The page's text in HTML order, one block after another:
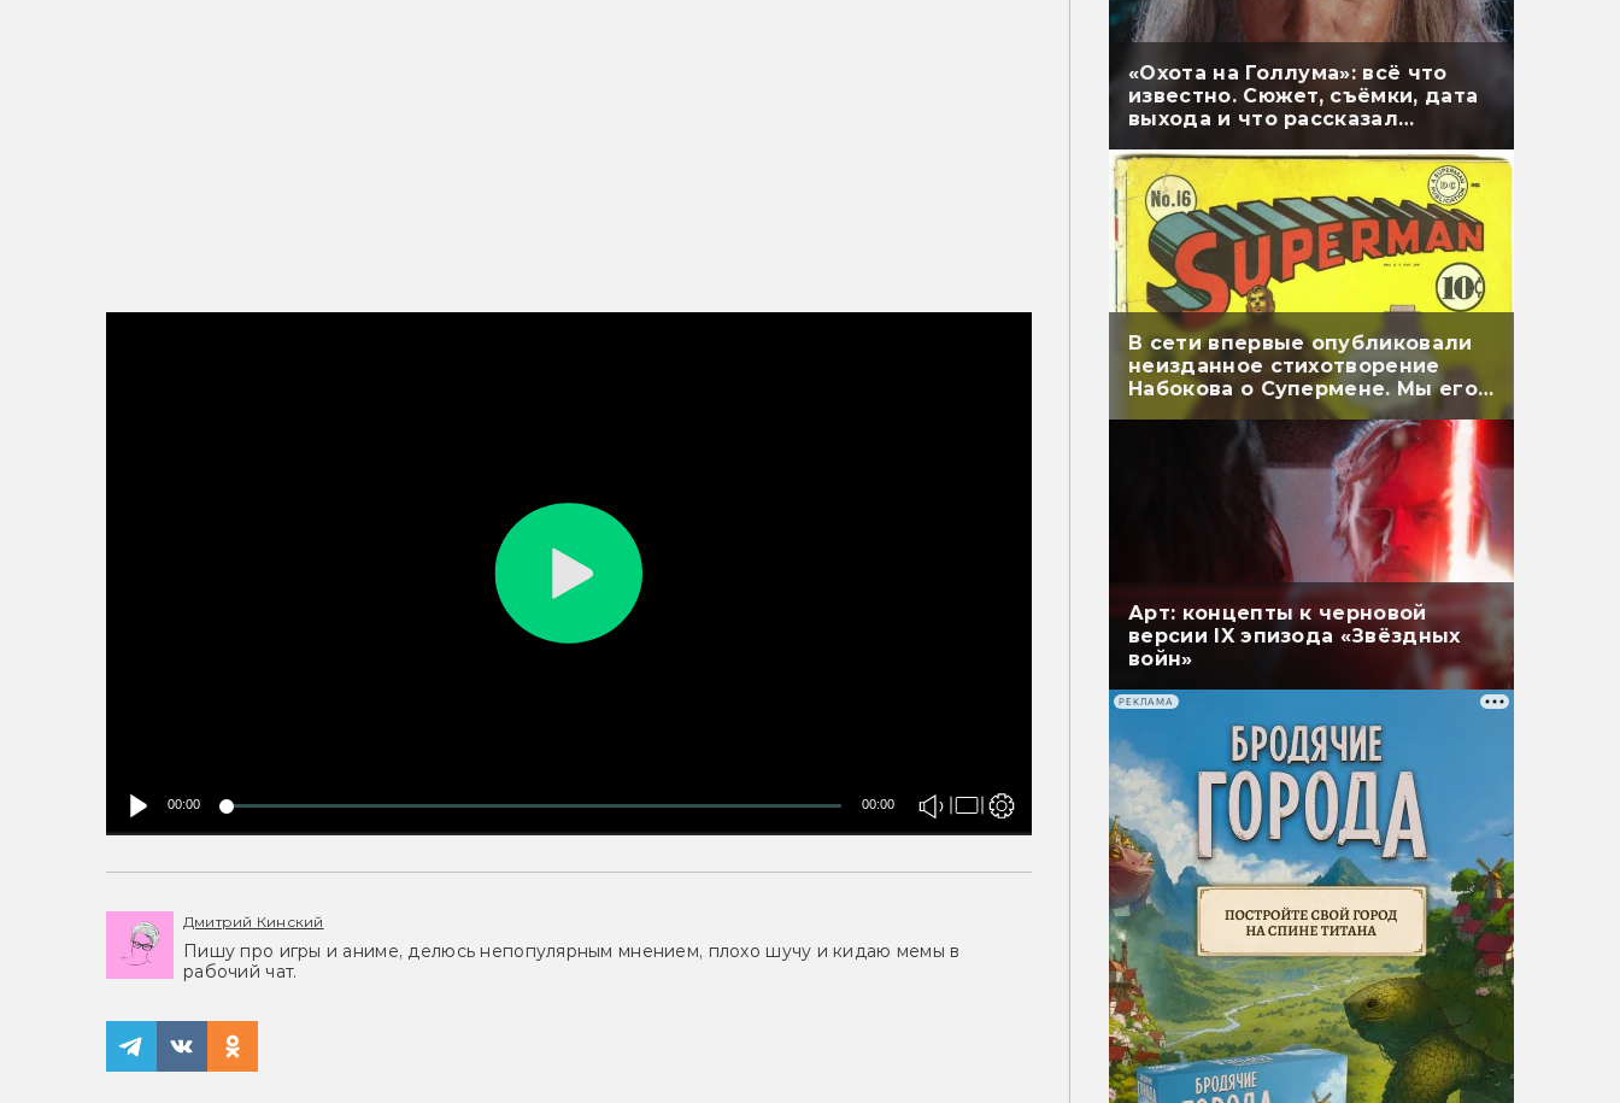
00:00 00:00
Дмитрий Кинский
Пишу про игры и аниме, делюсь непопулярным мнением, плохо шучу и кидаю мемы в
рабочий чат.
«Охота на Голлума»: всё что
известно. Сюжет, съёмки, дата
выхода и что рассказал
В сети впервые опубликовали
неизданное стихотворение
Набокова о Супермене. Мы его
перевели
Арт: концепты к черновой
версии IX эпизода «Звёздных
войн»
РЕКЛАМА